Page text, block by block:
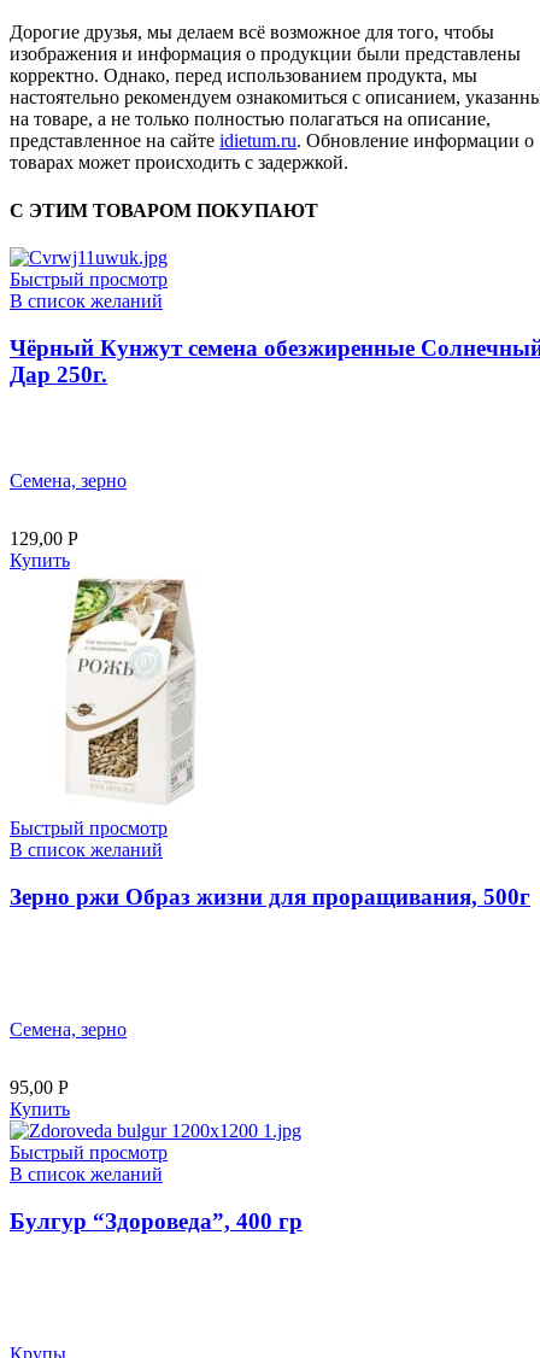
Дорогие друзья, мы делаем всё возможное для того, чтобы
изображения и информация о продукции были представлены
корректно. Однако, перед использованием продукта, мы
настоятельно рекомендуем ознакомиться с описанием,
на товаре, а не только полностью полагаться на описание,
представленное на сайте idietum.ru. Обновление информации о
товарах может происходить с задержкой.
С ЭТИМ ТОВАРОМ ПОКУПАЮТ
Быстрый просмотр
В список желаний
Чёрный Кунжут семена обезжиренные
Дар 250г.
Семена, зерно
129,00 Р
Купить
Быстрый просмотр
В список желаний
Зерно ржи Образ жизни для проращивания, 500г
Семена, зерно
95,00 Р
Купить
Быстрый просмотр
В список желаний
Булгур “Здороведа”, 400 гр
Крупы